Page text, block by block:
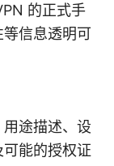
的正式手
信息透明可
途描述、设
能的授权证